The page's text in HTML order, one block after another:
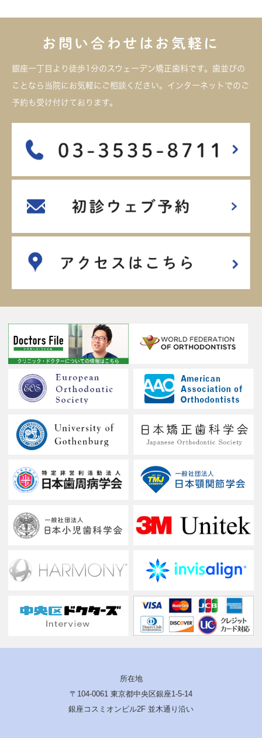
お問い合わせはお気軽に
銀座一丁目より徒歩1分のスウェーデン矯正歯科です。歯並びの
ことなら当院にお気軽にご相談ください。インターネットでのご
予約も受け付けております。
所在地
〒104-0061 東京都中央区銀座1-5-14
銀座コスミオンビル2F 並木通り沿い